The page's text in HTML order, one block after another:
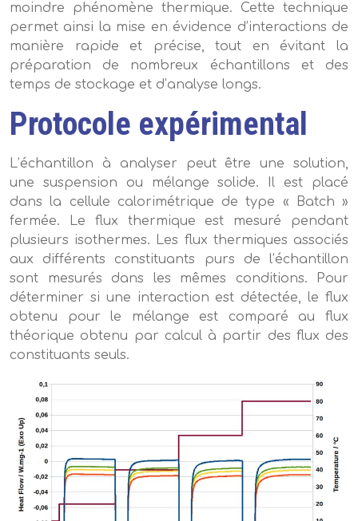
moindre phénomène thermique. Cette technique
permet ainsi la mise en évidence d’interactions de
manière rapide et précise, tout en évitant la
préparation de nombreux échantillons et des
temps de stockage et d’analyse longs.
Protocole expérimental
L’échantillon à analyser peut être une solution,
une suspension ou mélange solide. Il est placé
dans la cellule calorimétrique de type « Batch »
fermée. Le flux thermique est mesuré pendant
plusieurs isothermes. Les flux thermiques associés
aux différents constituants purs de l’échantillon
sont mesurés dans les mêmes conditions. Pour
déterminer si une interaction est détectée, le flux
obtenu pour le mélange est comparé au flux
théorique obtenu par calcul à partir des flux des
constituants seuls.